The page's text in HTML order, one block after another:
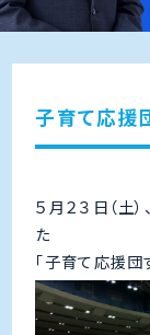
子育て応援
５月２３日（土
た
「子育て応援団